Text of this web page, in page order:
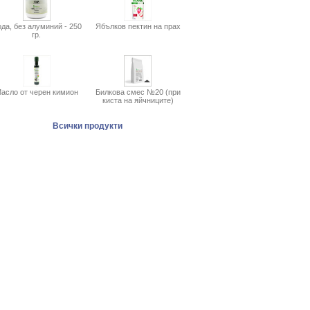
без алуминий - 250
гр.
Ябълков пектин на прах
от черен кимион
Билкова смес №20 (при
киста на яйчниците)
Всички продукти